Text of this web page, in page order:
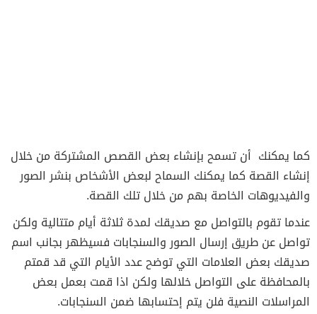
كما يمكنك أن تسمح بإنشاء بعض القصص المشتركة من خلال
إنشاء القصة كما يمكنك السماح لبعض الأشخاص بنشر الصور
والفيديوهات الخاصة بهم من خلال تلك القصة.
عندما تقوم بالتواصل مع صديقك لمدة ثلاثة أيام متتالية ولكن
تواصل عن طريق إرسال الصور والسنجابات فسيظهر بجانب اسم
صديقك بعض العلامات التي توضح عدد الأيام التي قد قمتم
بالمحافظة على التواصل خلالها ولكن اذا قمت بعمل بعض
المراسلات النصية فلن يتم إحتسابها ضمن السنجابات.